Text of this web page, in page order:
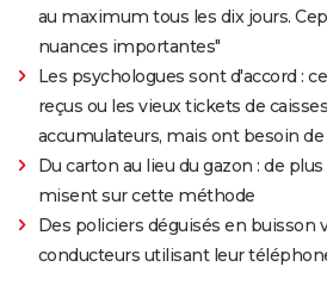
au maximum tous les dix jours.
nuances importantes"
Les psychologues sont d'accord :
reçus ou les vieux tickets de
accumulateurs, mais ont besoin
Du carton au lieu du gazon : de
misent sur cette méthode
Des policiers déguisés en buisson
conducteurs utilisant leur